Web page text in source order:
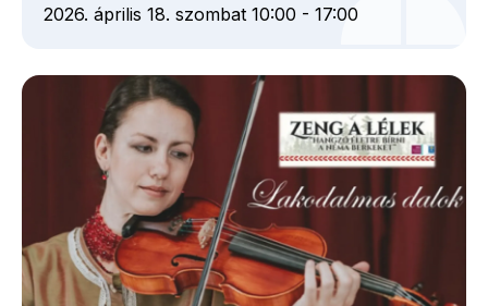
2026. április 18. szombat 10:00 - 17:00